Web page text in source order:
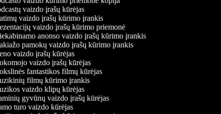
vaizdo įrašų kūrėjas
vaizdo įrašų kūrimo įrankis
vaizdo įrašų kūrimo priemonė
anonso vaizdo įrašų kūrimo įrankis
pamokų vaizdo įrašų kūrimo įrankis
vaizdo įrašų kūrėjas
vaizdo įrašų kūrėjas
fantastikos filmų kūrėjas
filmų kūrimo įrankis
vaizdo klipų kūrėjas
gyvūnų vaizdo įrašų kūrėjas
turo vaizdo kūrėjas